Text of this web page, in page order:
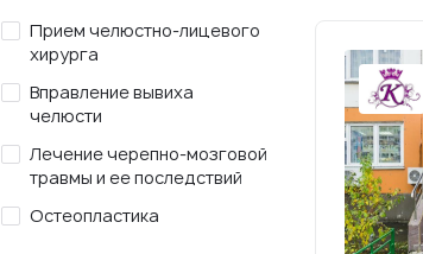
Прием челюстно-лицевого
хирурга
Вправление вывиха
челюсти
Лечение черепно-мозговой
травмы и ее последствий
Остеопластика